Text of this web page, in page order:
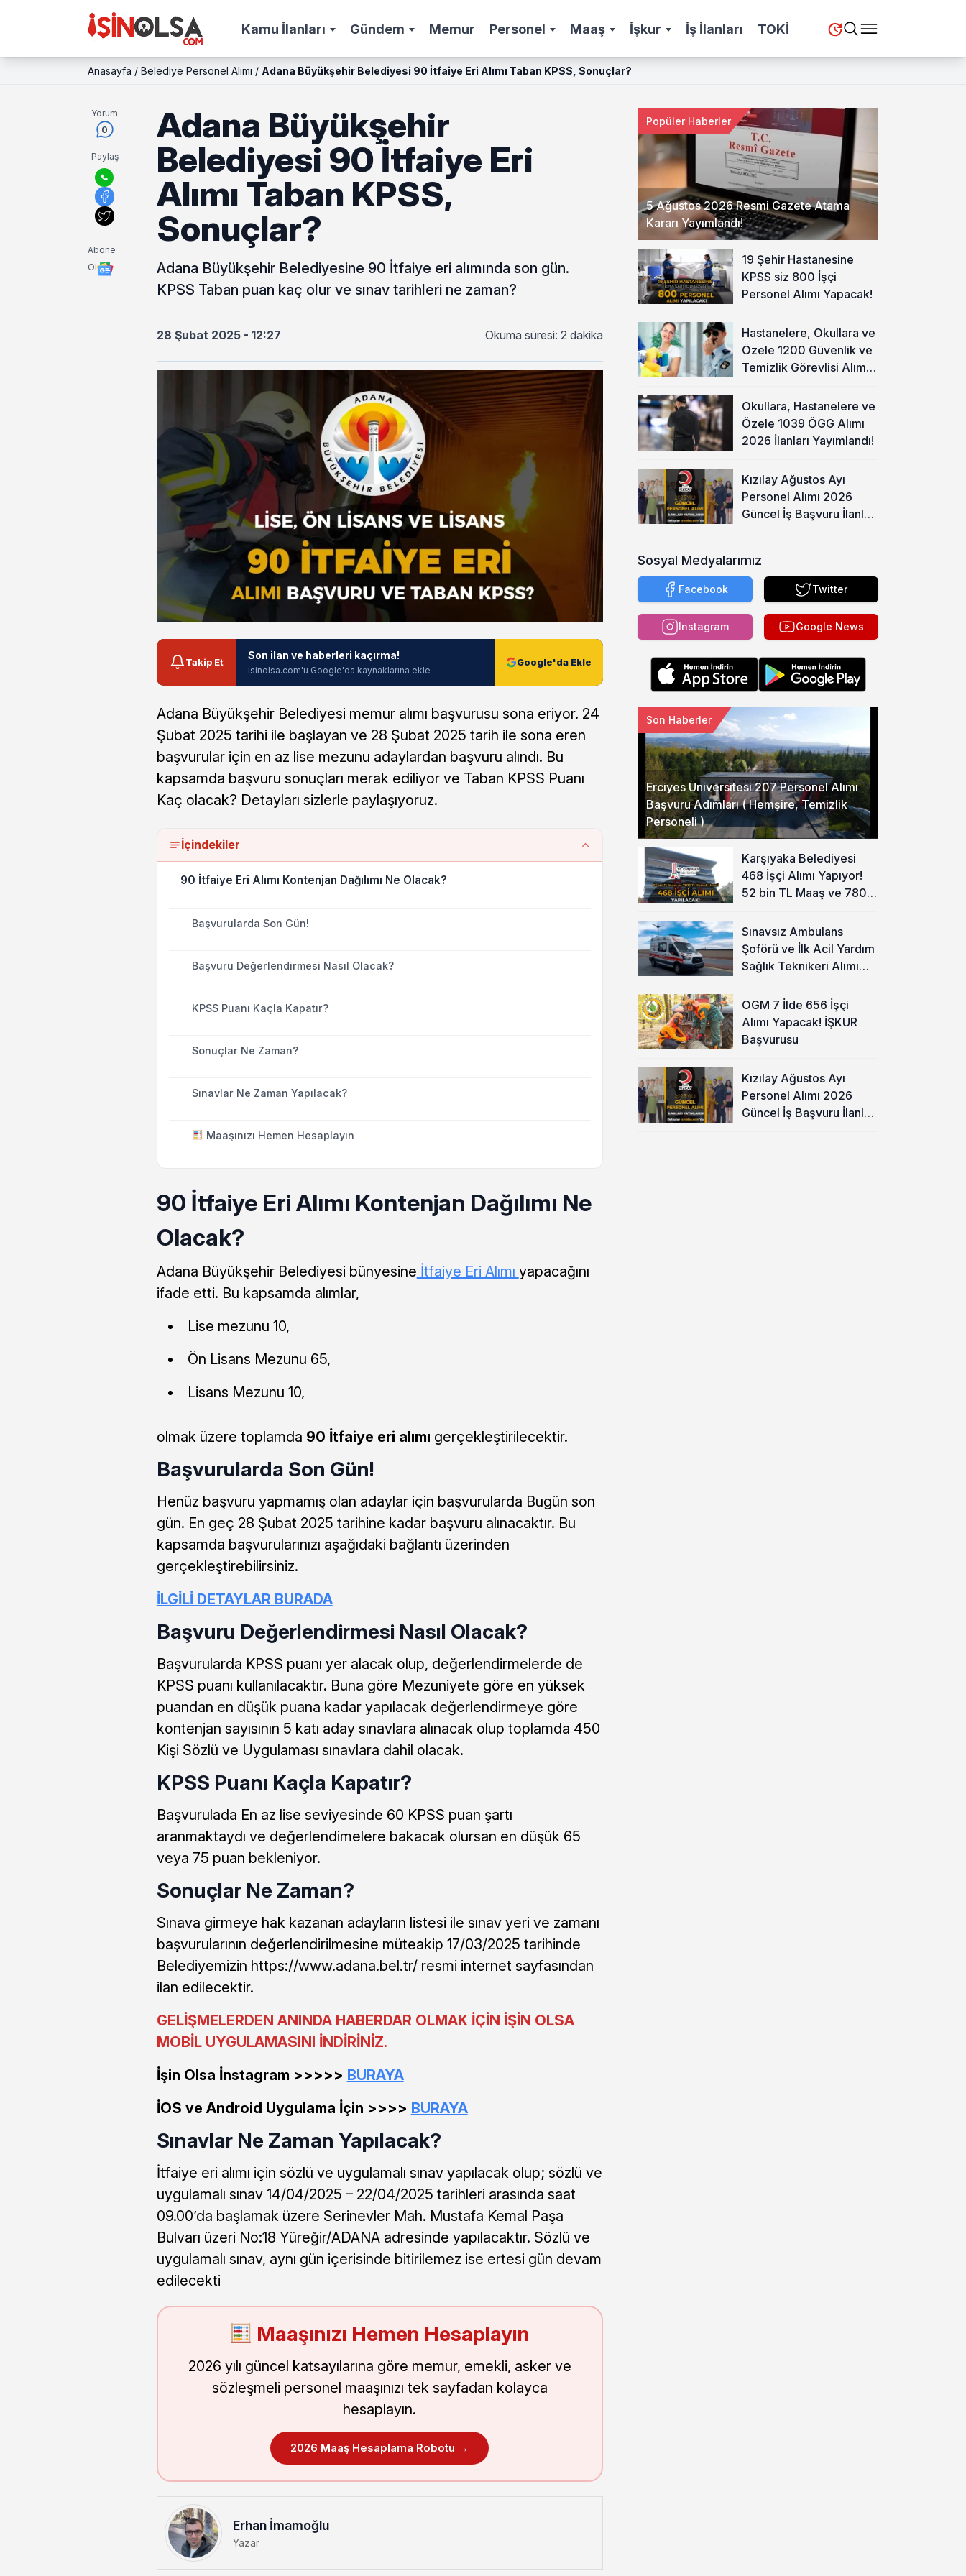
Kamu İlanları Gündem Memur Personel Maaş İşkur İş İlanları TOKİ
Anasayfa / Belediye Personel Alımı / Adana Büyükşehir Belediyesi 90 İtfaiye Eri Alımı Taban KPSS, Sonuçlar?
Yorum
0
Paylaş
Abone
Ol
Adana Büyükşehir
Belediyesi 90 İtfaiye Eri
Alımı Taban KPSS,
Sonuçlar?
Adana Büyükşehir Belediyesine 90 İtfaiye eri alımında son gün.
KPSS Taban puan kaç olur ve sınav tarihleri ne zaman?
28 Şubat 2025 - 12:27 Okuma süresi: 2 dakika
Takip Et
Son ilan ve haberleri kaçırma!
isinolsa.com'u Google'da kaynaklarına ekle
Google'da Ekle
Adana Büyükşehir Belediyesi memur alımı başvurusu sona eriyor. 24
Şubat 2025 tarihi ile başlayan ve 28 Şubat 2025 tarih ile sona eren
başvurular için en az lise mezunu adaylardan başvuru alındı. Bu
kapsamda başvuru sonuçları merak ediliyor ve Taban KPSS Puanı
Kaç olacak? Detayları sizlerle paylaşıyoruz.
İçindekiler
90 İtfaiye Eri Alımı Kontenjan Dağılımı Ne Olacak?
Başvurularda Son Gün!
Başvuru Değerlendirmesi Nasıl Olacak?
KPSS Puanı Kaçla Kapatır?
Sonuçlar Ne Zaman?
Sınavlar Ne Zaman Yapılacak?
Maaşınızı Hemen Hesaplayın
90 İtfaiye Eri Alımı Kontenjan Dağılımı Ne
Olacak?
Adana Büyükşehir Belediyesi bünyesine İtfaiye Eri Alımı yapacağını
ifade etti. Bu kapsamda alımlar,
Lise mezunu 10,
Ön Lisans Mezunu 65,
Lisans Mezunu 10,
olmak üzere toplamda 90 İtfaiye eri alımı gerçekleştirilecektir.
Başvurularda Son Gün!
Henüz başvuru yapmamış olan adaylar için başvurularda Bugün son
gün. En geç 28 Şubat 2025 tarihine kadar başvuru alınacaktır. Bu
kapsamda başvurularınızı aşağıdaki bağlantı üzerinden
gerçekleştirebilirsiniz.
İLGİLİ DETAYLAR BURADA
Başvuru Değerlendirmesi Nasıl Olacak?
Başvurularda KPSS puanı yer alacak olup, değerlendirmelerde de
KPSS puanı kullanılacaktır. Buna göre Mezuniyete göre en yüksek
puandan en düşük puana kadar yapılacak değerlendirmeye göre
kontenjan sayısının 5 katı aday sınavlara alınacak olup toplamda 450
Kişi Sözlü ve Uygulaması sınavlara dahil olacak.
KPSS Puanı Kaçla Kapatır?
Başvurulada En az lise seviyesinde 60 KPSS puan şartı
aranmaktaydı ve değerlendimelere bakacak olursan en düşük 65
veya 75 puan bekleniyor.
Sonuçlar Ne Zaman?
Sınava girmeye hak kazanan adayların listesi ile sınav yeri ve zamanı
başvurularının değerlendirilmesine müteakip 17/03/2025 tarihinde
Belediyemizin https://www.adana.bel.tr/ resmi internet sayfasından
ilan edilecektir.
GELİŞMELERDEN ANINDA HABERDAR OLMAK İÇİN İŞİN OLSA
MOBİL UYGULAMASINI İNDİRİNİZ.
İşin Olsa İnstagram >>>>> BURAYA
İOS ve Android Uygulama İçin >>>> BURAYA
Sınavlar Ne Zaman Yapılacak?
İtfaiye eri alımı için sözlü ve uygulamalı sınav yapılacak olup; sözlü ve
uygulamalı sınav 14/04/2025 – 22/04/2025 tarihleri arasında saat
09.00’da başlamak üzere Serinevler Mah. Mustafa Kemal Paşa
Bulvarı üzeri No:18 Yüreğir/ADANA adresinde yapılacaktır. Sözlü ve
uygulamalı sınav, aynı gün içerisinde bitirilemez ise ertesi gün devam
edilecekti
Maaşınızı Hemen Hesaplayın
2026 yılı güncel katsayılarına göre memur, emekli, asker ve
sözleşmeli personel maaşınızı tek sayfadan kolayca
hesaplayın.
2026 Maaş Hesaplama Robotu →
Erhan İmamoğlu
Yazar
5 Ağustos 2026 Resmi Gazete Atama
Kararı Yayımlandı!
Popüler Haberler
19 Şehir Hastanesine
KPSS siz 800 İşçi
Personel Alımı Yapacak!
Hastanelere, Okullara ve
Özele 1200 Güvenlik ve
Temizlik Görevlisi Alımı
Okullara, Hastanelere ve
Özele 1039 ÖGG Alımı
2026 İlanları Yayımlandı!
Kızılay Ağustos Ayı
Personel Alımı 2026
Güncel İş Başvuru İlanları
Sosyal Medyalarımız
Facebook Twitter
Instagram Google News
Erciyes Üniversitesi 207 Personel Alımı
Başvuru Adımları ( Hemşire, Temizlik
Personeli )
Son Haberler
Karşıyaka Belediyesi
468 İşçi Alımı Yapıyor!
52 bin TL Maaş ve 7800
Sınavsız Ambulans
Şoförü ve İlk Acil Yardım
Sağlık Teknikeri Alımı
OGM 7 İlde 656 İşçi
Alımı Yapacak! İŞKUR
Başvurusu
Kızılay Ağustos Ayı
Personel Alımı 2026
Güncel İş Başvuru İlanları